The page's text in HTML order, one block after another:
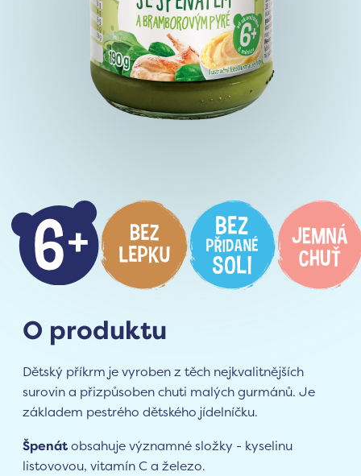
O produktu
Dětský příkrm je vyroben z těch nejkvalitnějších
surovin a přizpůsoben chuti malých gurmánů. Je
základem pestrého dětského jídelníčku.
Špenát obsahuje významné složky - kyselinu
listovovou, vitamín C a železo.